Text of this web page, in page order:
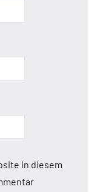
in diesem